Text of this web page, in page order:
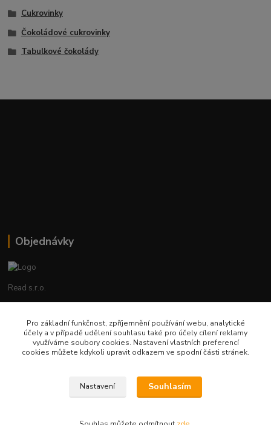
Cukrovinky
Čokoládové cukrovinky
Tabulkové čokolády
Objednávky
Read s.r.o.
+420 602 388 763
Po - Pá 8 - 14h
Pro základní funkčnost, zpříjemnění používání webu, analytické
účely a v případě udělení souhlasu také pro účely cílení reklamy
využíváme soubory cookies. Nastavení vlastních preferencí
cookies můžete kdykoli upravit odkazem ve spodní části stránek.
Nastavení Souhlasím